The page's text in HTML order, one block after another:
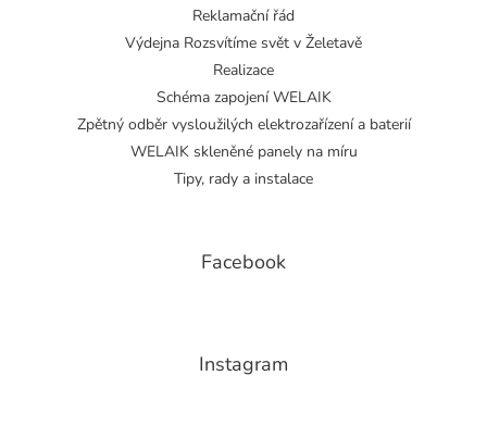
Reklamační řád
Výdejna Rozsvítíme svět v Želetavě
Realizace
Schéma zapojení WELAIK
Zpětný odběr vysloužilých elektrozařízení a baterií
WELAIK skleněné panely na míru
Tipy, rady a instalace
Facebook
Instagram